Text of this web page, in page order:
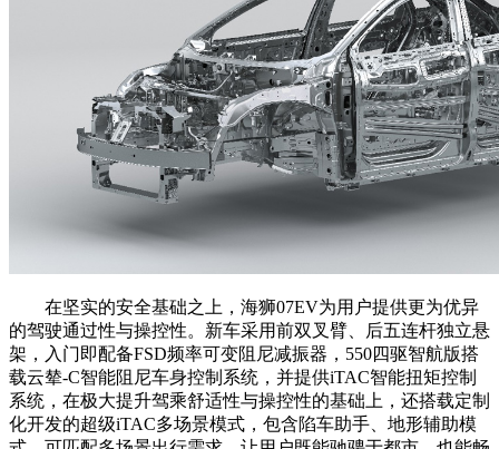
在坚实的安全基础之上，海狮07EV为用户提供更为优异
的驾驶通过性与操控性。新车采用前双叉臂、后五连杆独立悬
架，入门即配备FSD频率可变阻尼减振器，550四驱智航版搭
载云辇-C智能阻尼车身控制系统，并提供iTAC智能扭矩控制
系统，在极大提升驾乘舒适性与操控性的基础上，还搭载定制
化开发的超级iTAC多场景模式，包含陷车助手、地形辅助模